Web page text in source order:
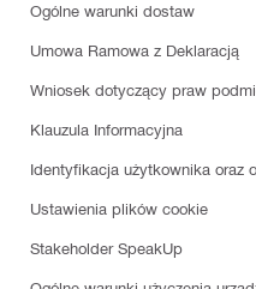
Ogólne warunki dostaw
Umowa Ramowa z Deklaracją
Wniosek dotyczący praw
Klauzula Informacyjna
Identyfikacja użytkownika oraz
Ustawienia plików cookie
Stakeholder SpeakUp